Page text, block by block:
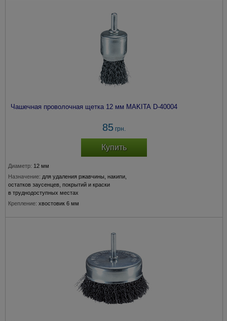
Чашечная проволочная щетка 12 мм MAKITA D-40004
85 грн.
Купить
Диаметр: 12 мм
Назначение: для удаления ржавчины, накипи,
остатков заусенцев, покрытий и краски
в труднодоступных местах
Крепление: хвостовик 6 мм